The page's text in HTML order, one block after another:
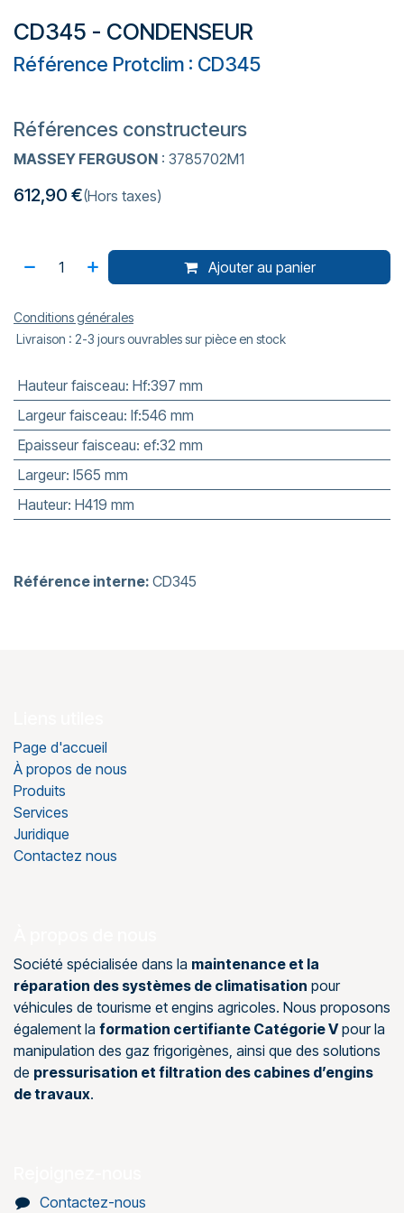
CD345 - CONDENSEUR
Référence Protclim : CD345
Références constructeurs
MASSEY FERGUSON : 3785702M1
612,90 €(Hors taxes)
Ajouter au panier
Conditions générales
Livraison : 2-3 jours ouvrables sur pièce en stock
Hauteur faisceau: Hf:397 mm
Largeur faisceau: lf:546 mm
Epaisseur faisceau: ef:32 mm
Largeur: l565 mm
Hauteur: H419 mm
Référence interne: CD345
Page d'accueil
À propos de nous
Produits
Services
Juridique
Contactez nous
Société spécialisée dans la maintenance et la
réparation des systèmes de climatisation pour
véhicules de tourisme et engins agricoles. Nous proposons
également la formation certifiante Catégorie Vpour la
manipulation des gaz frigorigènes, ainsi que des solutions
de pressurisation et filtration des cabines d’engins
de travaux.
Contactez-nous